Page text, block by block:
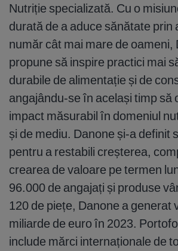
Nutriție specializată. Cu o
durată de a aduce sănătate prin
număr cât mai mare de oameni,
propune să inspire practici mai
durabile de alimentație și de
angajându-se în același timp să
impact măsurabil în domeniul
și de mediu. Danone și-a definit
pentru a restabili creșterea,
crearea de valoare pe termen
96.000 de angajați și produse
120 de piețe, Danone a generat
miliarde de euro în 2023.
include mărci internaționale de